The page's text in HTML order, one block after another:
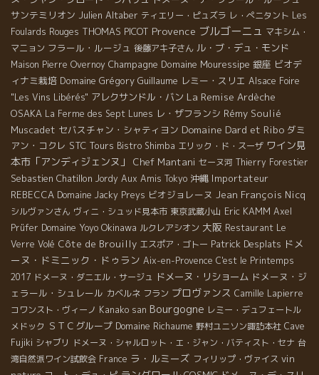
サンテミリオン Julien Altaber ティエリー・ピュズラ レ・ぺニタント Les
Foulards Rouges THOMAS PICOT Provence ブルゴーニュ マキシム・
マニョン フラール・ルージュ 後藤アキ子さん ル・ブ・デュ・モンド
Maison Pierre Overnoy Champagne Domaine Mouressipe 銀座 ビオデ
ィナミ栽培 Domaine Grégory Guillaume レミー・スリエ Alsace Foire
"Les Vins Libérés" アレクサンドル・バン La Remise Ardèche
OSAKA La Ferme des Sept Lunes レ・ザフランシ Rémy Soulié
Muscadet セバスチャン・シャティヨン Domaine Dard et Ribo ダミ
アン・コクレ STC Tours Bistro Shimba エリック・ド・スーザ ワイン見
本市「アンディジェンヌ」
Chef Mantani セーヌ河 Thierry Forestier
Sebastien Chatillon Jordy Aux Amis Tokyo 沖縄 Importateur
REBECCA Domaine Jacky Preys ビオジョレーヌ Jean François Nicq
シルヴァンさん ヴィニ・シュッド見本市 東京武蔵小山 Eric KAMM Axel
Prüfer Domaine Yoyo Okinawa ルクレアシオン 大阪 Restaurant Le
Verre Volé Côte de Brouilly エスポア・ゴトー Patrick Desplats ドメ
ーヌ・ドミニック・ドゥラン Aix-en-Provence C'est le Printemps
2017 ドメーヌ・ダニエル・サージュ ドメーヌ・リショーム ドメーヌ・ジ
ェラール・シュレール カベルネ フラン プロヴァンス Camille Lapierre
コワンスト・ヴィーノ Kanako san Bourgogne レミー・デュフェートル
メドック ＳＴＣグループ Domaine Richaume 野村ユニソン諏訪本社 Cave
Fujiki シャブリ ドメーヌ・シャルロット・エ・ジャン・バティスト・セナ 台
湾自然派ワイン試飲会 France ラ・ルミーズ フィリップ・ヴァイス vin